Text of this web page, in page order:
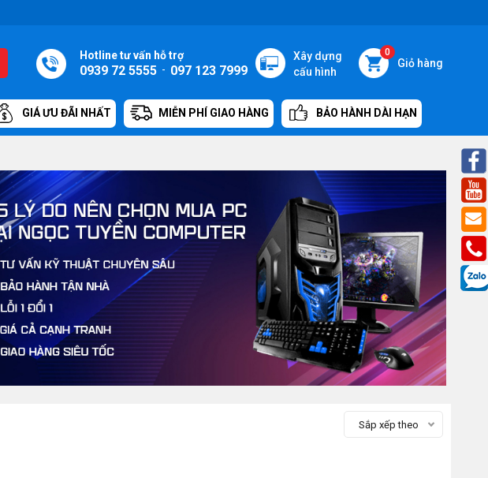
0
Giỏ hàng
Xây dựng
cấu hình
Hotline tư vấn hỗ trợ
0939 72 5555 - 097 123 7999
GIÁ ƯU ĐÃI NHẤT MIỄN PHÍ GIAO HÀNG BẢO HÀNH DÀI HẠN
Sắp xếp theo